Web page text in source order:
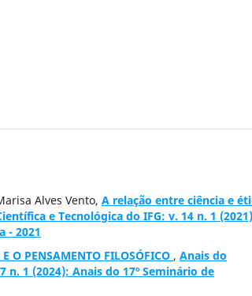
Alves Vento, A relação entre ciência e
e Tecnológica do IFG: v. 14 n. 1
- 2021
O PENSAMENTO FILOSÓFICO , Anais do
1 (2024): Anais do 17º Seminário de